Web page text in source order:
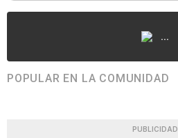
...
POPULAR EN LA COMUNIDAD
PUBLICIDAD